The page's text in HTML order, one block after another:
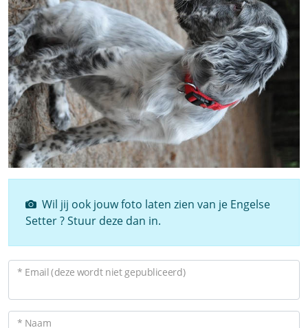
Wil jij ook jouw foto laten zien van je Engelse
Setter ? Stuur deze dan in.
* Email (deze wordt niet gepubliceerd)
* Naam